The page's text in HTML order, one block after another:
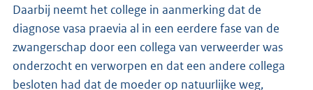
Daarbij neemt het college in aanmerking dat de
diagnose vasa praevia al in een eerdere fase van de
zwangerschap door een collega van verweerder was
onderzocht en verworpen en dat een andere collega
besloten had dat de moeder op natuurlijke weg,